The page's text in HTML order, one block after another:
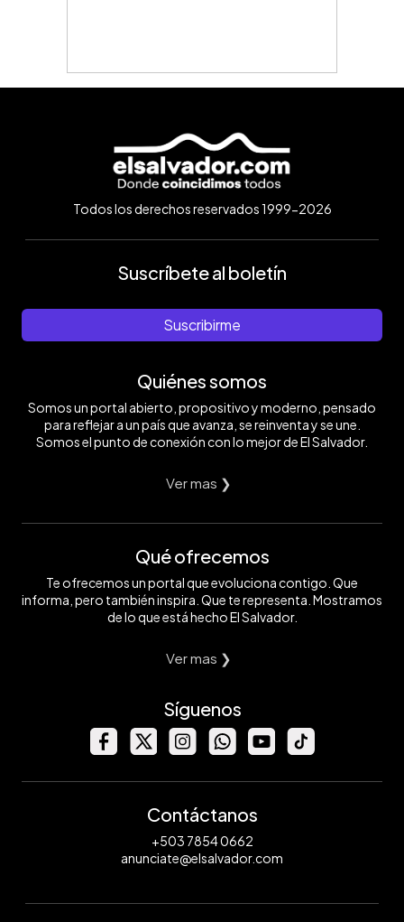
Todos los derechos reservados 1999-2026
Suscríbete al boletín
Suscribirme
Quiénes somos
Somos un portal abierto, propositivo y moderno, pensado
para reflejar a un país que avanza, se reinventa y se une.
Somos el punto de conexión con lo mejor de El Salvador.
Ver mas ❯
Qué ofrecemos
Te ofrecemos un portal que evoluciona contigo. Que
informa, pero también inspira. Que te representa. Mostramos
de lo que está hecho El Salvador.
Ver mas ❯
Síguenos
Contáctanos
+503 7854 0662
anunciate@elsalvador.com